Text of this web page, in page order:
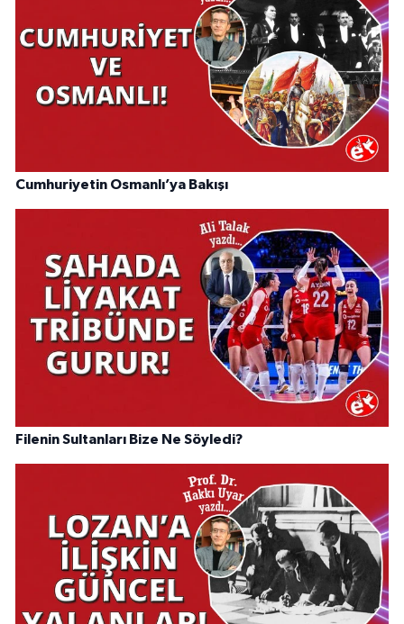
Cumhuriyetin Osmanlı’ya Bakışı
Filenin Sultanları Bize Ne Söyledi?